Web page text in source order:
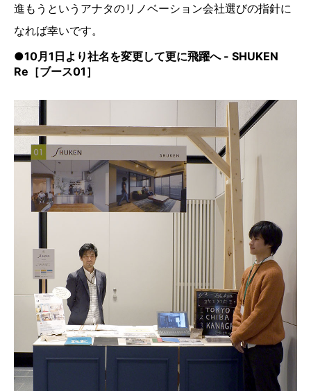
進もうというアナタのリノベーション会社選びの指針に
なれば幸いです。
●10月1日より社名を変更して更に飛躍へ - SHUKEN
Re［ブース01］